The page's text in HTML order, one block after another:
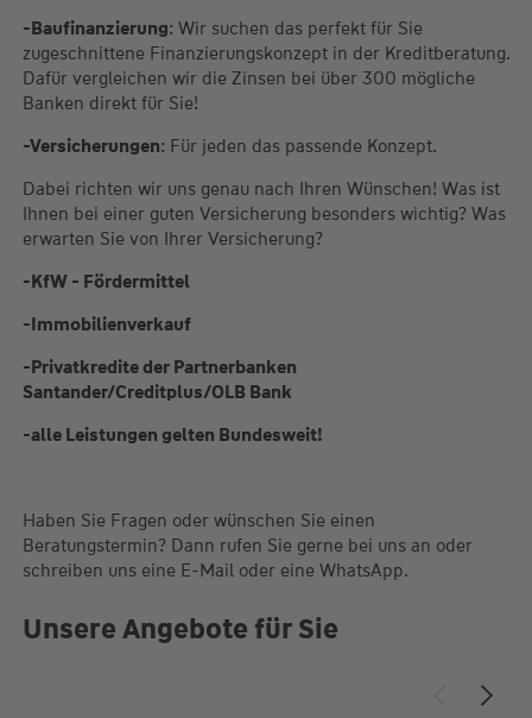
-Baufinanzierung: Wir suchen das perfekt für Sie
zugeschnittene Finanzierungskonzept in der Kreditberatung.
Dafür vergleichen wir die Zinsen bei über 300 mögliche
Banken direkt für Sie!
-Versicherungen: Für jeden das passende Konzept.
Dabei richten wir uns genau nach Ihren Wünschen! Was ist
Ihnen bei einer guten Versicherung besonders wichtig? Was
erwarten Sie von Ihrer Versicherung?
-KfW - Fördermittel
-Immobilienverkauf
-Privatkredite der Partnerbanken
Santander/Creditplus/OLB Bank
-alle Leistungen gelten Bundesweit!
Haben Sie Fragen oder wünschen Sie einen
Beratungstermin? Dann rufen Sie gerne bei uns an oder
schreiben uns eine E-Mail oder eine WhatsApp.
Unsere Angebote für Sie